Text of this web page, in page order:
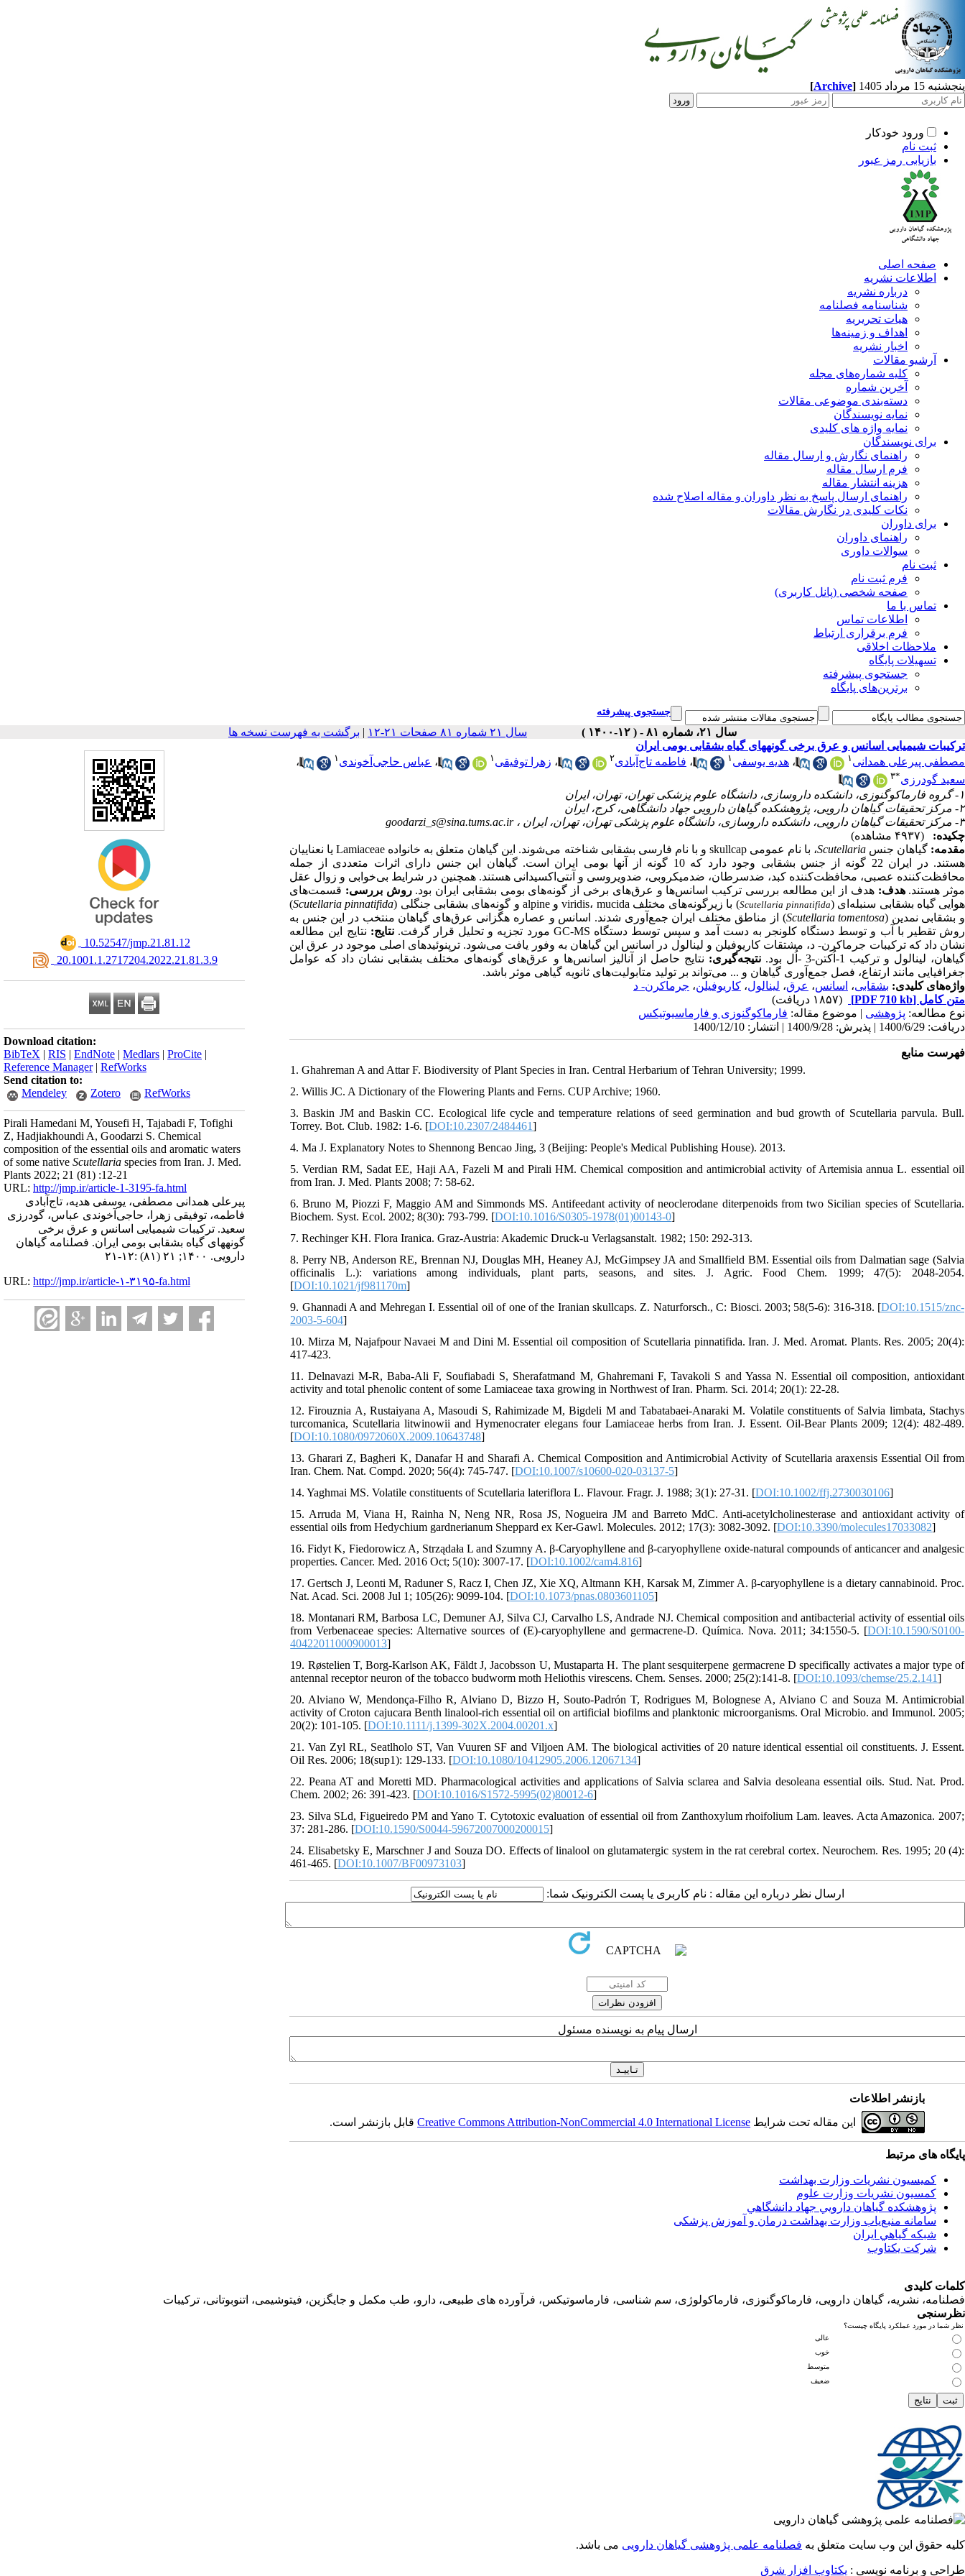
پنجشنبه 15 مرداد 1405 [Archive]
ورود خودکار
ثبت نام
بازیابی رمز عبور
صفحه اصلی
اطلاعات نشریه
درباره نشریه
شناسنامه فصلنامه
هیات تحریریه
اهداف و زمینه‌ها
اخبار نشریه
آرشیو مقالات
کلیه شماره‌های مجله
آخرین شماره
دسته‌بندی موضوعی مقالات
نمایه نویسندگان
نمایه واژه های کلیدی
برای نویسندگان
راهنمای نگارش و ارسال مقاله
فرم ارسال مقاله
هزینه انتشار مقاله
راهنمای ارسال پاسخ به نظر داوران و مقاله اصلاح شده
نکات کلیدی در نگارش مقالات
برای داوران
راهنمای داوران
سوالات داوری
ثبت نام
فرم ثبت نام
صفحه شخصی (پانل کاربری)
تماس با ما
اطلاعات تماس
فرم برقراری ارتباط
ملاحظات اخلاقی
تسهیلات پایگاه
جستجوی پیشرفته
برترین‌های پایگاه
جستجوی پیشرفته
سال ۲۱، شماره ۸۱ - ( ۱۲-۱۴۰۰ ) سال ۲۱ شماره ۸۱ صفحات ۲۱-۱۲ | برگشت به فهرست نسخه ها
‎ 10.52547/jmp.21.81.12
‎ 20.1001.1.2717204.2022.21.81.3.9
Download citation:
BibTeX | RIS | EndNote | Medlars | ProCite |
Reference Manager| RefWorks
Send citation to:
Mendeley
Zotero RefWorks
Pirali Hamedani M, Yousefi H, Tajabadi F, Tofighi
Z, Hadjiakhoundi A, Goodarzi S. Chemical
composition of the essential oils and aromatic waters
of some native Scutellaria species from Iran. J. Med.
Plants 2022; 21 (81) :12-21
URL: http://jmp.ir/article-1-3195-fa.html
پیرعلی همدانی مصطفی، یوسفی هدیه، تاج‌آبادی
فاطمه، توفیقی زهرا، حاجی‌آخوندی عباس، گودرزی
سعید. ترکیبات شیمیایی اسانس و عرق برخی
گونه‎های گیاه بشقابی بومی ایران. فصلنامه گياهان
دارویی. ۱۴۰۰; ۲۱ (۸۱) :۱۲-۲۱
URL: http://jmp.ir/article-۱-۳۱۹۵-fa.html
ترکیبات شیمیایی اسانس و عرق برخی گونه‎های گیاه بشقابی بومی ایران
مصطفی پیرعلی همدانی ۱ ، هدیه یوسفی ۱ ، فاطمه تاج‌آبادی۲ ، زهرا توفیقی ۱ ، عباس حاجی‌آخوندی ۱
،
سعید گودرزی*۳
۱- گروه فارماکوگنوزی، دانشکده داروسازی، دانشگاه علوم پزشکی تهران، تهران، ایران
۲- مرکز تحقیقات گیاهان دارویی، پژوهشکده گیاهان دارویی جهاد دانشگاهی، کرج، ایران
۳- مرکز تحقیقات گیاهان دارویی، دانشکده داروسازی، دانشگاه علوم پزشکی تهران، تهران، ایران ،
goodarzi_s@sina.tums.ac.ir
چکیده:
(۴۹۳۷ مشاهده)
مقدمه: گیاهان جنسScutellaria
، با نام عمومی skullcap و با نام فارسی بشقابی شناخته می‌شوند. این گیاهان متعلق به خانواده Lamiaceae یا نعناییان
هستند. در ایران 22 گونه از جنس بشقابی وجود دارد که 10 گونه از آنها بومی ایران است. گیاهان این جنس دارای اثرات متعددی از جمله
محافظت‌کننده عصبی، محافظت‌کننده کبد، ضدسرطان، ضدمیکروبی، ضدویروسی و آنتی‌اکسیدانی هستند. همچنین در شرایط بی‌خوابی و زوال عقل
موثر هستند.هدف:هدف از این مطالعه بررسی ترکیب اسانس‌ها و عرق‌های برخی از گونه‌های بومی بشقابی ایران بود.روش بررسی: قسمت‌های
هوایی گیاه بشقابی سنبله‌ای (
Scutellaria pinnatifida ) با زیرگونه‌های مختلف viridis، mucida و alpine و گونه‌های بشقابی جنگلی ( Scutellaria pinnatifida
)
و بشقابی نمدین (Scutellaria tomentosa) از مناطق مختلف ایران جمع‌آوری شدند. اسانس و عصاره هگزانی عرق‌های گیاهان منتخب در این جنس به
روش تقطیر با آب و توسط دستگاه کلونجر به دست آمد و سپس توسط دستگاه GC-MS مورد تجزیه و تحلیل قرار گرفت.
نتایج: نتایج این مطالعه
نشان داد که ترکیبات جرماکرن- د، مشتقات کاریوفیلن و لینالول در اسانس این گیاهان به وفور یافت می‌شود. ترپنوئیدهای اصلی موجود در عرق این
گیاهان، لینالول و ترکیب 1-اُکتن-3 -اُل بود.
نتیجه‌گیری: نتایج حاصل از آنالیز اسانس‌ها و عرق‌های گونه‌های مختلف بشقابی نشان داد که عوامل
جغرافیایی مانند ارتفاع، فصل جمع‌آوری گیاهان و ... می‌تواند بر تولید متابولیت‌های ثانویه گیاهی موثر باشد.
واژه‌های کلیدی: بشقابی، اسانس، عرق، لینالول، کاریوفیلن، جرماکرن- د
متن کامل [PDF 710 kb]
(۱۸۵۷ دریافت)
نوع مطالعه: پژوهشی | موضوع مقاله: فارماكوگنوزی و فارماسيوتيكس
دریافت: 1400/6/29 | پذیرش: 1400/9/28 | انتشار: 1400/12/10
فهرست منابع
1. Ghahreman A and Attar F. Biodiversity of Plant Species in Iran. Central Herbarium of Tehran University; 1999.
2. Willis JC. A Dictionary of the Flowering Plants and Ferns. CUP Archive; 1960.
3. Baskin JM and Baskin CC. Ecological life cycle and temperature relations of seed germination and bud growth of Scutellaria parvula. Bull.
Torrey. Bot. Club. 1982: 1-6. [DOI:10.2307/2484461]
4. Ma J. Explanatory Notes to Shennong Bencao Jing, 3 (Beijing: People's Medical Publishing House). 2013.
5. Verdian RM, Sadat EE, Haji AA, Fazeli M and Pirali HM. Chemical composition and antimicrobial activity of Artemisia annua L. essential oil
from Iran. J. Med. Plants 2008; 7: 58-62.
6. Bruno M, Piozzi F, Maggio AM and Simmonds MS. Antifeedant activity of neoclerodane diterpenoids from two Sicilian species of Scutellaria.
Biochem. Syst. Ecol. 2002; 8(30): 793-799. [DOI:10.1016/S0305-1978(01)00143-0]
7. Rechinger KH. Flora Iranica. Graz-Austria: Akademic Druck-u Verlagsanstalt. 1982; 150: 292-313.
8. Perry NB, Anderson RE, Brennan NJ, Douglas MH, Heaney AJ, McGimpsey JA and Smallfield BM. Essential oils from Dalmatian sage (Salvia
officinalis L.): variations among individuals, plant parts, seasons, and sites. J. Agric. Food Chem. 1999; 47(5): 2048-2054.
[DOI:10.1021/jf981170m]
9. Ghannadi A and Mehregan I. Essential oil of one of the Iranian skullcaps. Z. Naturforsch., C: Biosci. 2003; 58(5-6): 316-318. [DOI:10.1515/znc-
2003-5-604]
10. Mirza M, Najafpour Navaei M and Dini M. Essential oil composition of Scutellaria pinnatifida. Iran. J. Med. Aromat. Plants. Res. 2005; 20(4):
417-423.
11. Delnavazi M-R, Baba-Ali F, Soufiabadi S, Sherafatmand M, Ghahremani F, Tavakoli S and Yassa N. Essential oil composition, antioxidant
activity and total phenolic content of some Lamiaceae taxa growing in Northwest of Iran. Pharm. Sci. 2014; 20(1): 22-28.
12. Firouznia A, Rustaiyana A, Masoudi S, Rahimizade M, Bigdeli M and Tabatabaei-Anaraki M. Volatile constituents of Salvia limbata, Stachys
turcomanica, Scutellaria litwinowii and Hymenocrater elegans four Lamiaceae herbs from Iran. J. Essent. Oil-Bear Plants 2009; 12(4): 482-489.
[DOI:10.1080/0972060X.2009.10643748]
13. Gharari Z, Bagheri K, Danafar H and Sharafi A. Chemical Composition and Antimicrobial Activity of Scutellaria araxensis Essential Oil from
Iran. Chem. Nat. Compd. 2020; 56(4): 745-747. [DOI:10.1007/s10600-020-03137-5]
14. Yaghmai MS. Volatile constituents of Scutellaria lateriflora L. Flavour. Fragr. J. 1988; 3(1): 27-31. [DOI:10.1002/ffj.2730030106]
15. Arruda M, Viana H, Rainha N, Neng NR, Rosa JS, Nogueira JM and Barreto MdC. Anti-acetylcholinesterase and antioxidant activity of
essential oils from Hedychium gardnerianum Sheppard ex Ker-Gawl. Molecules. 2012; 17(3): 3082-3092. [DOI:10.3390/molecules17033082]
16. Fidyt K, Fiedorowicz A, Strządała L and Szumny A. β‐Caryophyllene and β‐caryophyllene oxide-natural compounds of anticancer and analgesic
properties. Cancer. Med. 2016 Oct; 5(10): 3007-17. [DOI:10.1002/cam4.816]
17. Gertsch J, Leonti M, Raduner S, Racz I, Chen JZ, Xie XQ, Altmann KH, Karsak M, Zimmer A. β-caryophyllene is a dietary cannabinoid. Proc.
Nat. Acad. Sci. 2008 Jul 1; 105(26): 9099-104. [DOI:10.1073/pnas.0803601105]
18. Montanari RM, Barbosa LC, Demuner AJ, Silva CJ, Carvalho LS, Andrade NJ. Chemical composition and antibacterial activity of essential oils
from Verbenaceae species: Alternative sources of (E)-caryophyllene and germacrene-D. Química. Nova. 2011; 34:1550-5. [DOI:10.1590/S0100-
40422011000900013]
19. Røstelien T, Borg-Karlson AK, Fäldt J, Jacobsson U, Mustaparta H. The plant sesquiterpene germacrene D specifically activates a major type of
antennal receptor neuron of the tobacco budworm moth Heliothis virescens. Chem. Senses. 2000; 25(2):141-8. [DOI:10.1093/chemse/25.2.141]
20. Alviano W, Mendonça‐Filho R, Alviano D, Bizzo H, Souto‐Padrón T, Rodrigues M, Bolognese A, Alviano C and Souza M. Antimicrobial
activity of Croton cajucara Benth linalool‐rich essential oil on artificial biofilms and planktonic microorganisms. Oral Microbio. and Immunol. 2005;
20(2): 101-105. [DOI:10.1111/j.1399-302X.2004.00201.x]
21. Van Zyl RL, Seatlholo ST, Van Vuuren SF and Viljoen AM. The biological activities of 20 nature identical essential oil constituents. J. Essent.
Oil Res. 2006; 18(sup1): 129-133. [DOI:10.1080/10412905.2006.12067134]
22. Peana AT and Moretti MD. Pharmacological activities and applications of Salvia sclarea and Salvia desoleana essential oils. Stud. Nat. Prod.
Chem. 2002; 26: 391-423. [DOI:10.1016/S1572-5995(02)80012-6]
23. Silva SLd, Figueiredo PM and Yano T. Cytotoxic evaluation of essential oil from Zanthoxylum rhoifolium Lam. leaves. Acta Amazonica. 2007;
37: 281-286. [DOI:10.1590/S0044-59672007000200015]
24. Elisabetsky E, Marschner J and Souza DO. Effects of linalool on glutamatergic system in the rat cerebral cortex. Neurochem. Res. 1995; 20 (4):
461-465. [DOI:10.1007/BF00973103]
ارسال نظر درباره این مقاله : نام کاربری یا پست الکترونیک شما:
ارسال پیام به نویسنده مسئول
بازنشر اطلاعات
این مقاله تحت شرایط Creative Commons Attribution-NonCommercial 4.0 International Licenseقابل بازنشر است.
پایگاه های مرتبط
کمیسیون نشریات وزارت بهداشت
کمسیون نشریات وزارت علوم
پژوهشكده گياهان دارويي جهاد دانشگاهي
سامانه منبع‌ياب وزارت بهداشت درمان و آموزش پزشکی
شبكه گياهي ايران
شرکت یکتاوب
کلمات کلیدی
فصلنامه، نشریه، گیاهان دارویی، فارماکوگنوزی، فارماکولوژی، سم شناسی، فارماسوتیکس، فرآورده های طبیعی، دارو، طب مکمل و جایگزین، فیتوشیمی، اتنوبوتانی، ترکیبات
نظرسنجی
نظر شما در مورد عملکرد پایگاه چیست؟
عالی
خوب
متوسط
ضعیف
کلیه حقوق این وب سایت متعلق به فصلنامه علمی پژوهشی گیاهان دارویی می باشد.
طراحی و برنامه نویسی : یکتاوب افزار شرق